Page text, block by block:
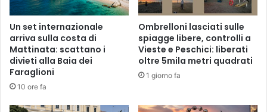
Un set internazionale
arriva sulla costa di
Mattinata: scattano i
divieti alla Baia dei
Faraglioni
10 ore fa
Ombrelloni lasciati sulle
spiagge libere, controlli a
Vieste e Peschici: liberati
oltre 5mila metri quadrati
1 giorno fa